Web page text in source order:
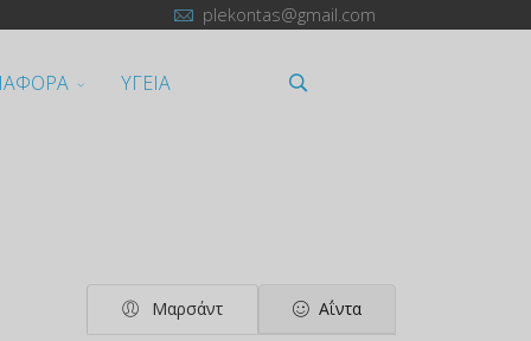
plekontas@gmail.com
ΥΓΕΙΑ
Μαρσάντ Αΐντα